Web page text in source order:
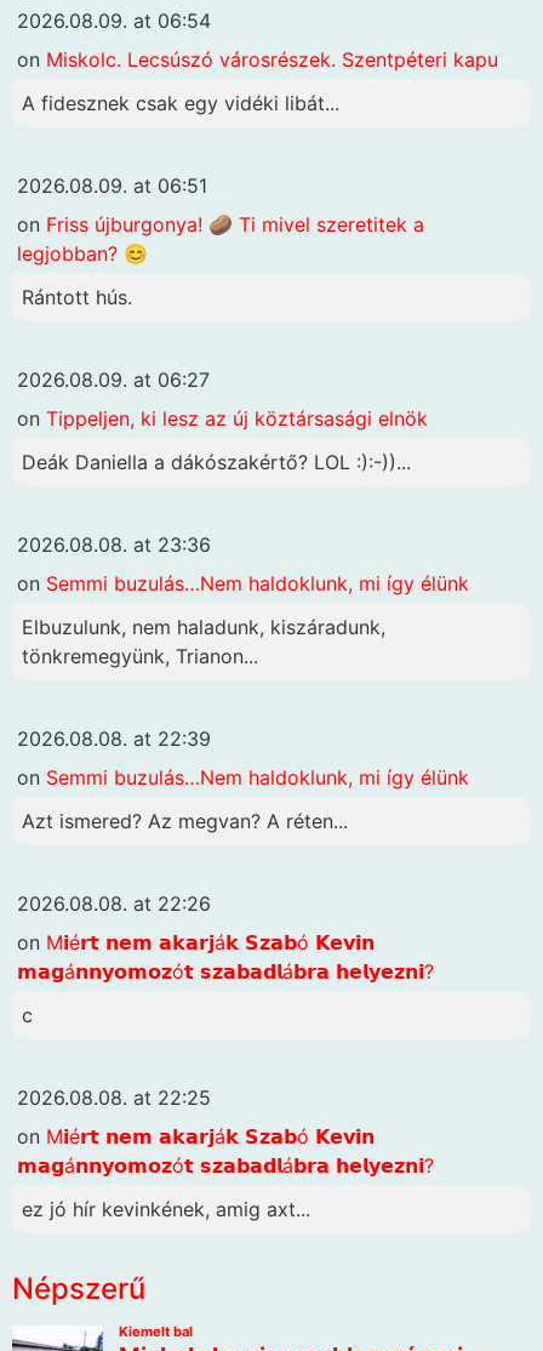
2026.08.09. at 06:54
on Miskolc. Lecsúszó városrészek. Szentpéteri kapu
A fidesznek csak egy vidéki libát...
2026.08.09. at 06:51
on Friss újburgonya! 🥔 Ti mivel szeretitek a
legjobban? 😊
Rántott hús.
2026.08.09. at 06:27
on Tippeljen, ki lesz az új köztársasági elnök
Deák Daniella a dákószakértő? LOL :):-))...
2026.08.08. at 23:36
on Semmi buzulás…Nem haldoklunk, mi így élünk
Elbuzulunk, nem haladunk, kiszáradunk,
tönkremegyünk, Trianon...
2026.08.08. at 22:39
on Semmi buzulás…Nem haldoklunk, mi így élünk
Azt ismered? Az megvan? A réten...
2026.08.08. at 22:26
on M𝗶é𝗿𝘁 𝗻𝗲𝗺 𝗮𝗸𝗮𝗿𝗷á𝗸 𝗦𝘇𝗮𝗯ó 𝗞𝗲𝘃𝗶𝗻
𝗺𝗮𝗴á𝗻𝗻𝘆𝗼𝗺𝗼𝘇ó𝘁 𝘀𝘇𝗮𝗯𝗮𝗱𝗹á𝗯𝗿𝗮 𝗵𝗲𝗹𝘆𝗲𝘇𝗻𝗶?
c
2026.08.08. at 22:25
on M𝗶é𝗿𝘁 𝗻𝗲𝗺 𝗮𝗸𝗮𝗿𝗷á𝗸 𝗦𝘇𝗮𝗯ó 𝗞𝗲𝘃𝗶𝗻
𝗺𝗮𝗴á𝗻𝗻𝘆𝗼𝗺𝗼𝘇ó𝘁 𝘀𝘇𝗮𝗯𝗮𝗱𝗹á𝗯𝗿𝗮 𝗵𝗲𝗹𝘆𝗲𝘇𝗻𝗶?
ez jó hír kevinkének, amig axt...
Népszerű